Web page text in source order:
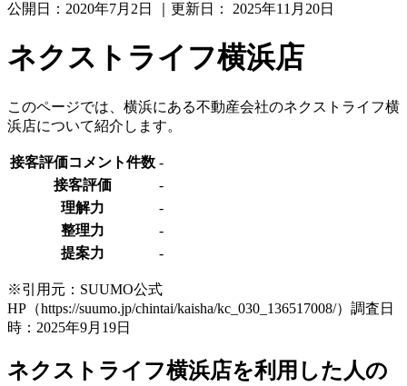
公開日： 2020年7月2日 ｜更新日： 2025年11月20日
ネクストライフ横浜店
このページでは、横浜にある不動産会社のネクストライフ横
浜店について紹介します。
接客評価コメント件数 -
接客評価
-
理解力
-
整理力
-
提案力
-
※引用元：SUUMO公式
HP（https://suumo.jp/chintai/kaisha/kc_030_136517008/）調査日
時：2025年9月19日
ネクストライフ横浜店を利用した人の